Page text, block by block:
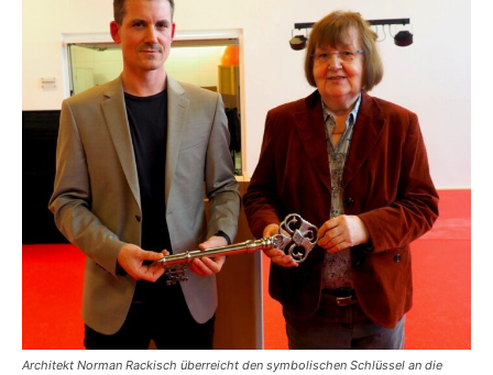
Architekt Norman Rackisch überreicht den symbolischen Schlüssel an die